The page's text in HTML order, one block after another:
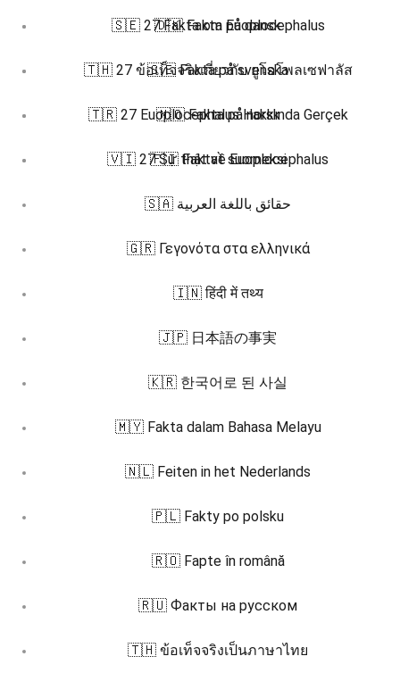
🇸🇪 27 Fakta om Euoplocephalus
🇹🇭 27 ข้อเท็จจริงเกี่ยวกับ ยูโอโพลเซฟาลัส
🇹🇷 27 Euoplocephalus Hakkında Gerçek
🇻🇮 27 Sự thật về Euoplocephalus
🇩🇰 Fakta på dansk
🇸🇪 Fakta på svenska
🇳🇴 Fakta på norsk
🇫🇮 Faktat suomeksi
🇸🇦 حقائق باللغة العربية
🇬🇷 Γεγονότα στα ελληνικά
🇮🇳 हिंदी में तथ्य
🇯🇵 日本語の事実
🇰🇷 한국어로 된 사실
🇲🇾 Fakta dalam Bahasa Melayu
🇳🇱 Feiten in het Nederlands
🇵🇱 Fakty po polsku
🇷🇴 Fapte în română
🇷🇺 Факты на русском
🇹🇭 ข้อเท็จจริงเป็นภาษาไทย